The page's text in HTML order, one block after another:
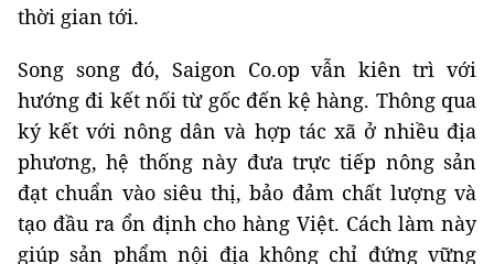
thời gian tới.
Song song đó, Saigon Co.op vẫn kiên trì với
hướng đi kết nối từ gốc đến kệ hàng. Thông qua
ký kết với nông dân và hợp tác xã ở nhiều địa
phương, hệ thống này đưa trực tiếp nông sản
đạt chuẩn vào siêu thị, bảo đảm chất lượng và
tạo đầu ra ổn định cho hàng Việt. Cách làm này
giúp sản phẩm nội địa không chỉ đứng vững